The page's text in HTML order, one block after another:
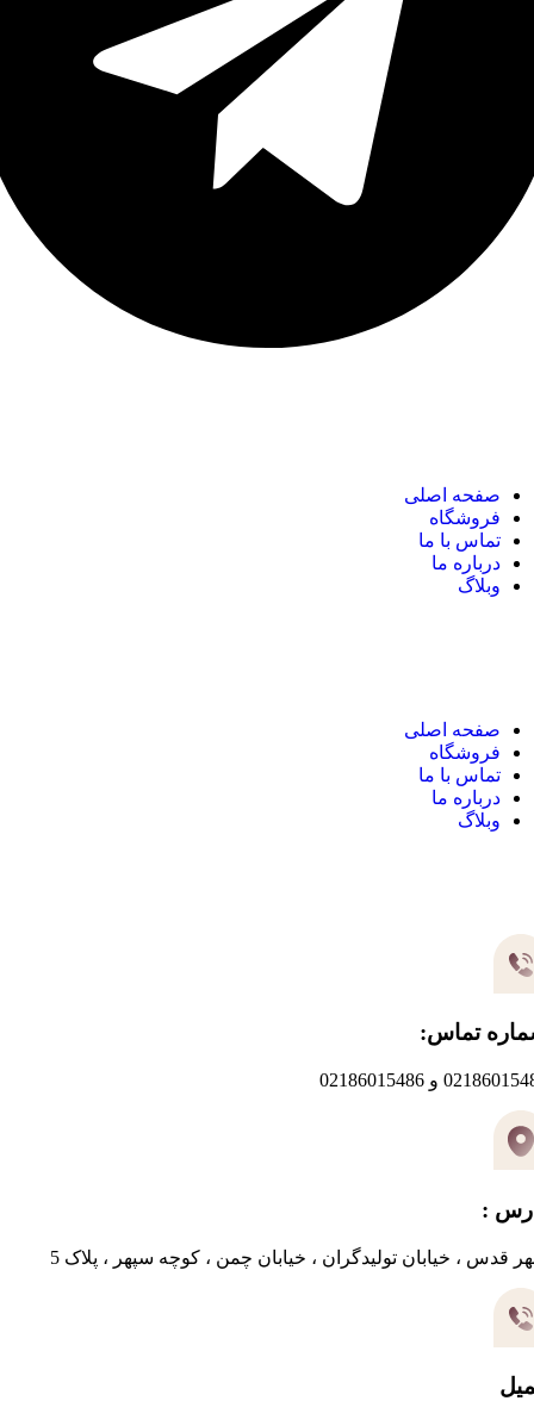
صفحه اصلی
فروشگاه
تماس با ما
درباره ما
وبلاگ
صفحه اصلی
فروشگاه
تماس با ما
درباره ما
وبلاگ
تماس:
و 02186015486
:
قدس ، خیابان تولیدگران ، خیابان چمن ، کوچه سپهر ، پلاک 5